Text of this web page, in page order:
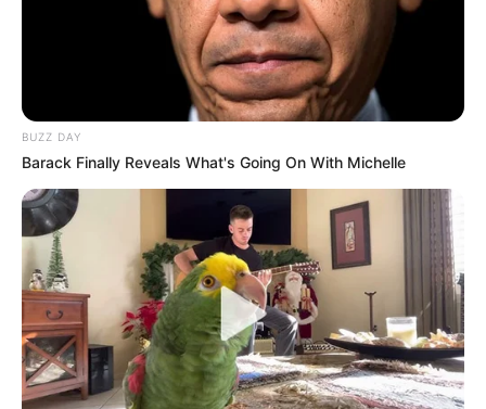
Imagen creada con inteligencia artificial
Supuesto duende causa misterio en Cali
Por:Sophia Salamanca Gómez
Mayo 20, 2026
BUZZ DAY
Barack Finally Reveals What's Going On With Michelle